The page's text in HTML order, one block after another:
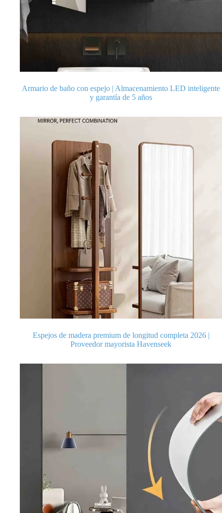
Armario de baño con espejo | Almacenamiento LED inteligente
y garantía de 5 años
Espejos de madera premium de longitud completa 2026 |
Proveedor mayorista Havenseek